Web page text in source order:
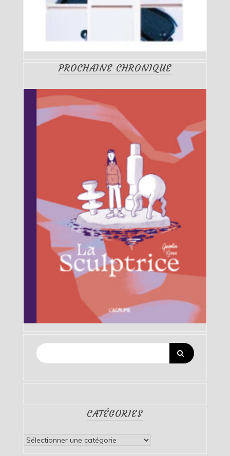
PROCHAINE CHRONIQUE
CATÉGORIES
Catégories